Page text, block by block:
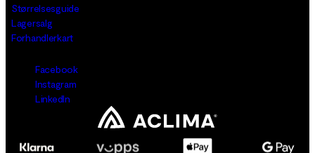
Størrelsesguide
Lagersalg
Forhandlerkart
Facebook
Instagram
LinkedIn